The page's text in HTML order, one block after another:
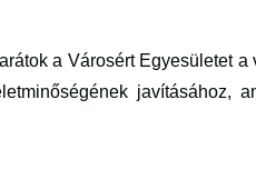
a Városért Egyesületet
javításához,